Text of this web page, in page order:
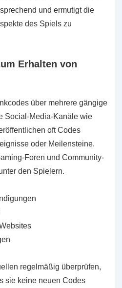
und ermutigt die
des Spiels zu
Erhalten von
über mehrere gängige
Social-Media-Kanäle wie
oft Codes
oder Meilensteine.
Foren und Community-
den Spielern.
regelmäßig überprüfen,
sie keine neuen Codes